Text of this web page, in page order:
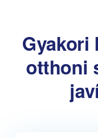
Gyakori
otthoni